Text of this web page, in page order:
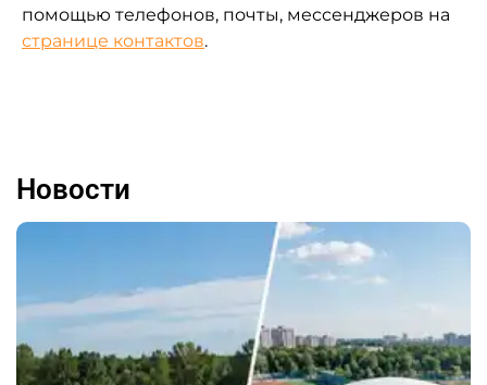
помощью телефонов, почты, мессенджеров на
странице контактов.
Новости